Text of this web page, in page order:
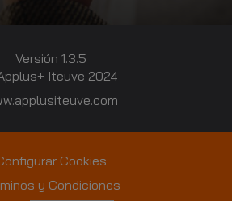
Versión 1.3.5
Iteuve 2024
Cookies
y Condiciones